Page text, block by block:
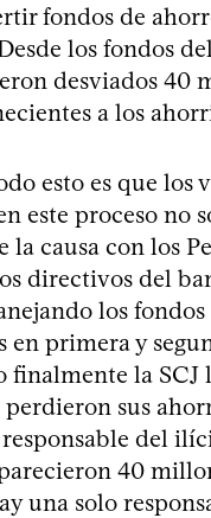
fondos de
los fondos del
desviados 40
a los
esto es que los
este proceso no
la causa con los
directivos del
los
en primera y
finalmente la SCJ
sus
del
40
una solo